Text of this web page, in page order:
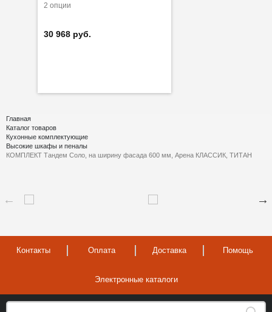
2 опции
30 968 руб.
Главная
Каталог товаров
Кухонные комплектующие
Высокие шкафы и пеналы
КОМПЛЕКТ Тандем Соло, на ширину фасада 600 мм, Арена КЛАССИК, ТИТАН
Контакты Оплата Доставка Помощь
Электронные каталоги